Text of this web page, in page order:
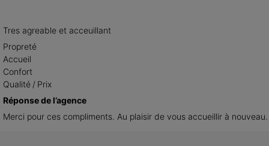
Tres agreable et acceuillant
Propreté
Accueil
Confort
Qualité / Prix
Réponse de l’agence
Merci pour ces compliments. Au plaisir de vous accueillir à nouveau.